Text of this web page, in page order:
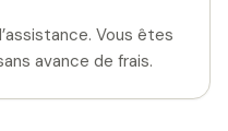
Vous êtes
avance de frais.